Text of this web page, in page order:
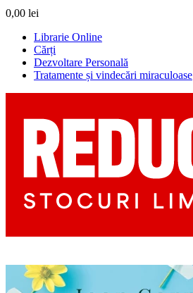
0,00 lei
Librarie Online
Cărți
Dezvoltare Personală
Tratamente și vindecări miraculoase